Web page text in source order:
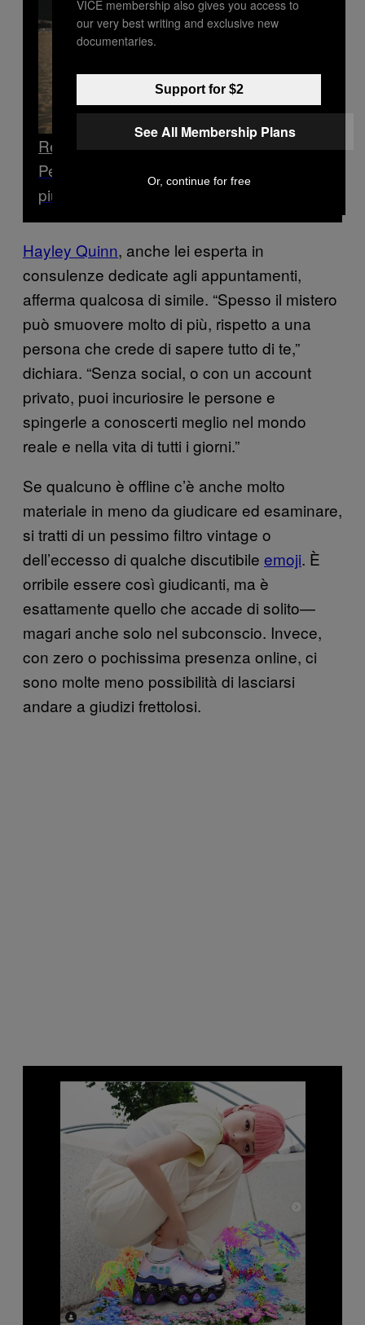
Read Next
Perché ho iniziato a defolloware sempre
più influencer
Hayley Quinn, anche lei esperta in
consulenze dedicate agli appuntamenti,
afferma qualcosa di simile. “Spesso il mistero
può smuovere molto di più, rispetto a una
persona che crede di sapere tutto di te,”
dichiara. “Senza social, o con un account
privato, puoi incuriosire le persone e
spingerle a conoscerti meglio nel mondo
reale e nella vita di tutti i giorni.”
Se qualcuno è offline c’è anche molto
materiale in meno da giudicare ed esaminare,
si tratti di un pessimo filtro vintage o
dell’eccesso di qualche discutibile emoji. È
orribile essere così giudicanti, ma è
esattamente quello che accade di solito—
magari anche solo nel subconscio. Invece,
con zero o pochissima presenza online, ci
sono molte meno possibilità di lasciarsi
andare a giudizi frettolosi.
VICE membership also gives you access to
our very best writing and exclusive new
documentaries.
Support for $2
See All Membership Plans
Or, continue for free